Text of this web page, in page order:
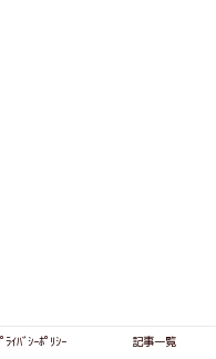
ﾗｲﾊﾞｼｰﾎﾟﾘｼｰ 記事一覧